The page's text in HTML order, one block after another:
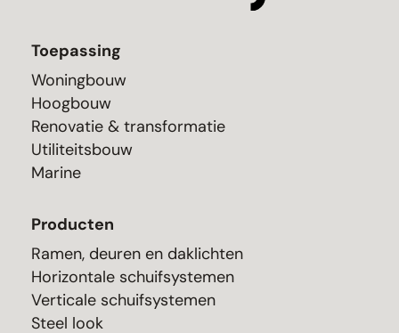
Toepassing
Woningbouw
Hoogbouw
Renovatie & transformatie
Utiliteitsbouw
Marine
Producten
Ramen, deuren en daklichten
Horizontale schuifsystemen
Verticale schuifsystemen
Steel look